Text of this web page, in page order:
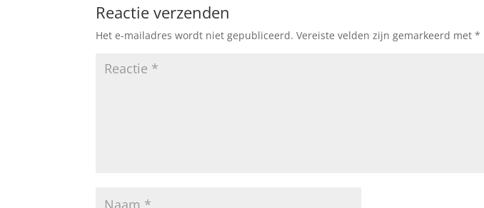
Reactie verzenden
Het e-mailadres wordt niet gepubliceerd. Vereiste velden zijn gemarkeerd met*